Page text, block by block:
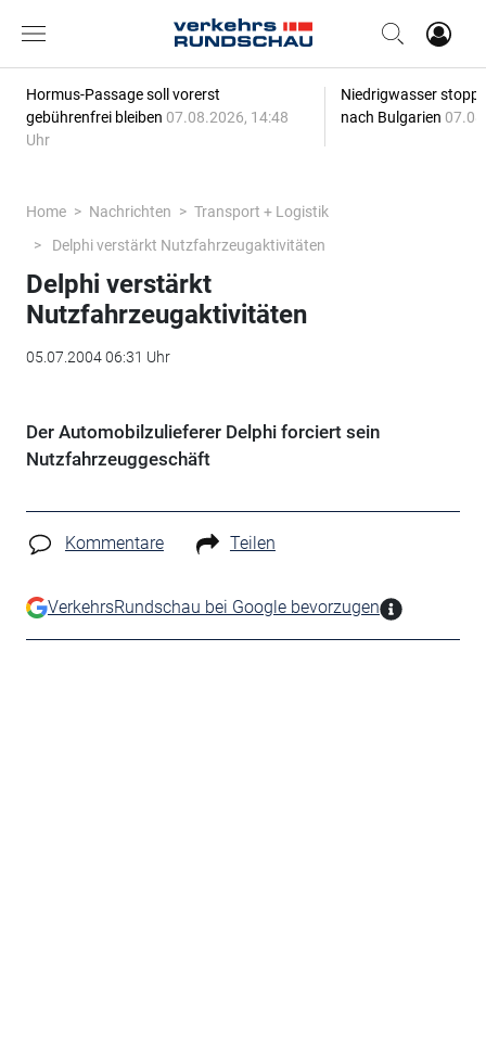
Hormus-Passage soll vorerst
gebührenfrei bleiben 07.08.2026, 14:48
Uhr
Niedrigwasser
nach Bulgarien
Home Nachrichten
Transport + Logistik
Delphi verstärkt Nutzfahrzeugaktivitäten
Delphi verstärkt
Nutzfahrzeugaktivitäten
05.07.2004 06:31 Uhr
Der Automobilzulieferer Delphi forciert sein
Nutzfahrzeuggeschäft
Kommentare Teilen
VerkehrsRundschau bei Google bevorzugen